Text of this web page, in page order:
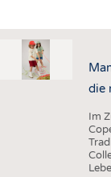
TESTS
AUSSCHREIBUNGEN
DTV
die
Im